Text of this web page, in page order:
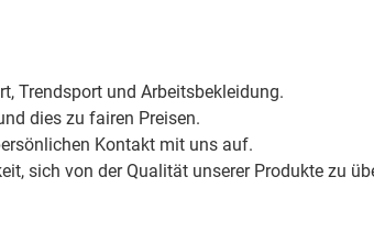
Trendsport und Arbeitsbekleidung.
dies zu fairen Preisen.
Kontakt mit uns auf.
sich von der Qualität unserer Produkte zu